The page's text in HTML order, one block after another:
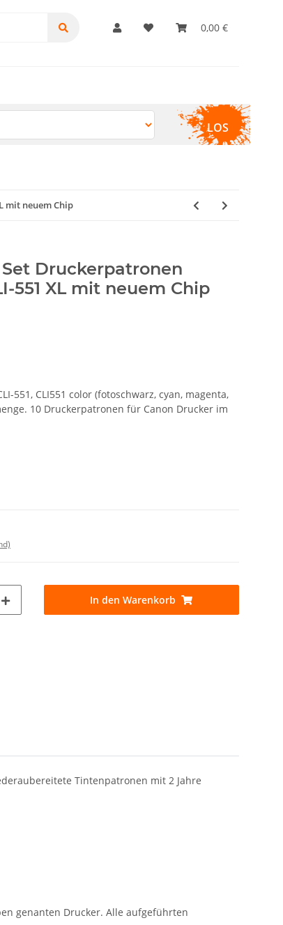
0,00 €
LOS
mit neuem Chip
Druckerpatronen
551 XL mit neuem Chip
551, CLI551 color (fotoschwarz, cyan, magenta,
10 Druckerpatronen für Canon Drucker im
In den Warenkorb
Tintenpatronen mit 2 Jahre
genanten Drucker. Alle aufgeführten